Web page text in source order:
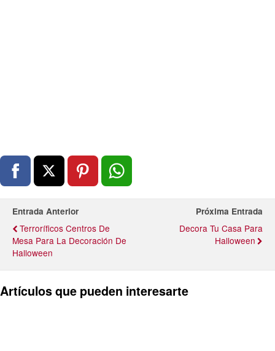
Entrada Anterior
Terroríficos Centros De
Mesa Para La Decoración De
Halloween
Próxima Entrada
Decora Tu Casa Para
Halloween
Artículos que pueden interesarte